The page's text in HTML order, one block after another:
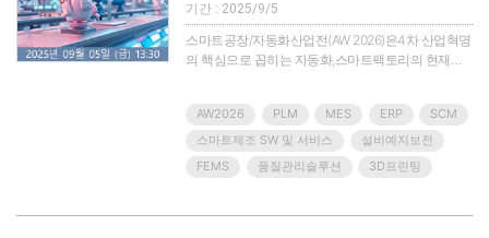
기간 : 2025/9/5
스마트공장/자동화산업전(AW 2026)은4차 산업혁명
의 핵심으로 꼽히는 자동화,스마트팩토리의 현재를
다.지금까지 전시회를 통해 소개되는 제품과 솔루션,
기술은 우리 기업을 탄탄하게 하고 글로벌 시장의 차
별화된 경쟁력을 갖게 했으며,궁극적으로 우리 산업
을 한단계 도약시키는 밑거름이 되었습니다.AW사무
중으로 소개할 수 있는 온라인 세미나‘베스트솔루션
AW2026 PLM MES ERP
SCM
스마트제조 SW 및 서비스
설비예지보전
FEMS
품질관리솔루션 3D프린팅